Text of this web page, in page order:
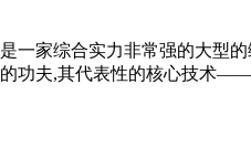
一家综合实力非常强的大型
功夫,其代表性的核心技术